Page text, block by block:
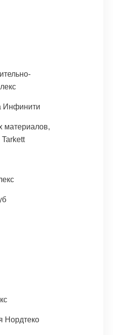
Инфинити
материалов,
Нордтеко